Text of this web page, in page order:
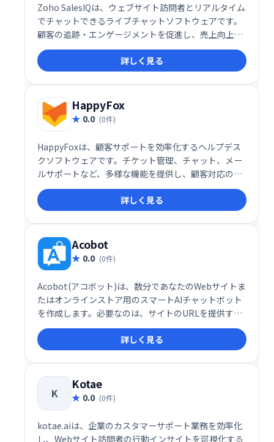
Zoho SalesIQは、ウェブサイト訪問者とリアルタイム
でチャットできるライブチャットソフトウェアです。
顧客の追跡・エンゲージメントを促進し、売上向上に
貢献します。SEOや広告の効果測定にも役立ちます。2
ユーザーまでは無料で利用可能です。 今すぐ無料プラ
ンを始めましょう！
詳しく見る
HappyFox
0.0 (0件)
HappyFoxは、顧客サポートを効率化するヘルプデス
クソフトウェアです。チケット管理、チャット、メー
ルサポートなど、多様な機能を提供し、顧客対応の迅
速化と業務の効率化を実現します。ユーザーフレンド
リーなインターフェースで、スムーズな導入と運用が
可能です。
詳しく見る
Acobot
0.0 (0件)
Acobot(アコボット)は、数分であなたのWebサイトま
たはオンラインストア用のスマートAIチャットボット
を作成します。必要なのは、サイトのURLを提供する
ことだけです。Acoがすべての作業を行います。
詳しく見る
K
Kotae
0.0 (0件)
kotae.aiは、企業のカスタマーサポート業務を効率化
し、Webサイト訪問者の行動インサイトを可視化する